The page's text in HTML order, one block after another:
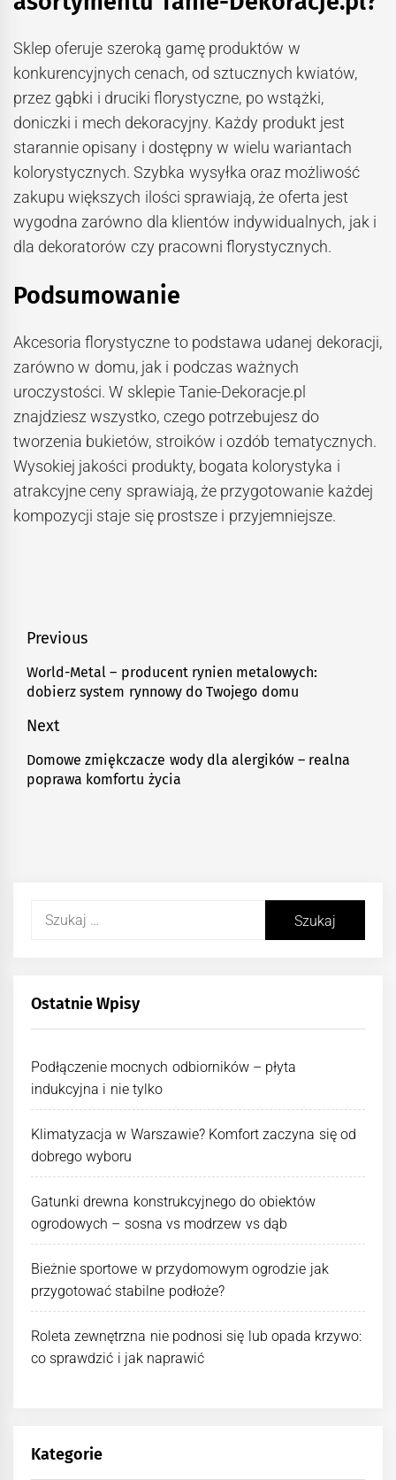
Sklep oferuje szeroką gamę produktów w
konkurencyjnych cenach, od sztucznych kwiatów,
przez gąbki i druciki florystyczne, po wstążki,
doniczki i mech dekoracyjny. Każdy produkt jest
starannie opisany i dostępny w wielu wariantach
kolorystycznych. Szybka wysyłka oraz możliwość
zakupu większych ilości sprawiają, że oferta jest
wygodna zarówno dla klientów indywidualnych, jak i
dla dekoratorów czy pracowni florystycznych.
Podsumowanie
Akcesoria florystyczne to podstawa udanej dekoracji,
zarówno w domu, jak i podczas ważnych
uroczystości. W sklepie Tanie-Dekoracje.pl
znajdziesz wszystko, czego potrzebujesz do
tworzenia bukietów, stroików i ozdób tematycznych.
Wysokiej jakości produkty, bogata kolorystyka i
atrakcyjne ceny sprawiają, że przygotowanie każdej
kompozycji staje się prostsze i przyjemniejsze.
Nawigacja
wpisu
Previous
Previous
post:
World-Metal – producent rynien metalowych:
dobierz system rynnowy do Twojego domu
Next
Next
post:
Domowe zmiękczacze wody dla alergików – realna
poprawa komfortu życia
Szukaj:
Ostatnie Wpisy
Podłączenie mocnych odbiorników – płyta
indukcyjna i nie tylko
Klimatyzacja w Warszawie? Komfort zaczyna się od
dobrego wyboru
Gatunki drewna konstrukcyjnego do obiektów
ogrodowych – sosna vs modrzew vs dąb
Bieżnie sportowe w przydomowym ogrodzie jak
przygotować stabilne podłoże?
Roleta zewnętrzna nie podnosi się lub opada krzywo:
co sprawdzić i jak naprawić
Kategorie